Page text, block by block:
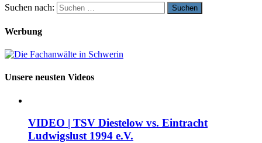
Suchen nach:
Werbung
Unsere neusten Videos
VIDEO | TSV Diestelow vs. Eintracht
Ludwigslust 1994 e.V.